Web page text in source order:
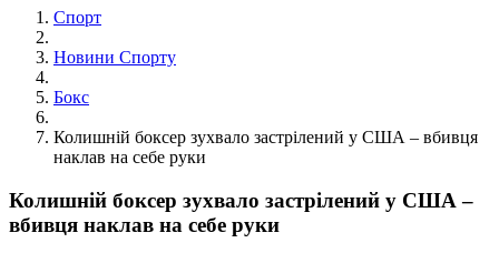
Спорт
Новини Спорту
Бокс
Колишній боксер зухвало застрілений у США – вбивця
наклав на себе руки
Колишній боксер зухвало застрілений у США –
вбивця наклав на себе руки